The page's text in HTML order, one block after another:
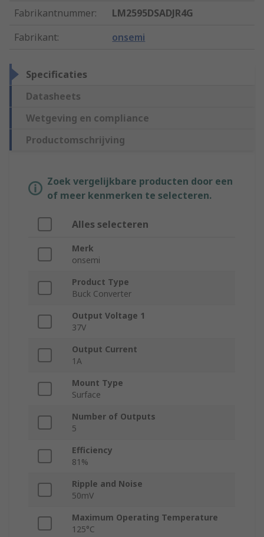
Fabrikantnummer:
LM2595DSADJR4G
Fabrikant: onsemi
Specificaties
Datasheets
Wetgeving en compliance
Productomschrijving
Zoek vergelijkbare producten door een
of meer kenmerken te selecteren.
Alles selecteren
Merk
onsemi
Product Type
Buck Converter
Output Voltage 1
37V
Output Current
1A
Mount Type
Surface
Number of Outputs
5
Efficiency
81%
Ripple and Noise
50mV
Maximum Operating Temperature
125°C